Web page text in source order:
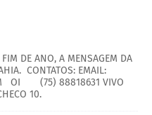
DE ANO, A MENSAGEM DA
CONTATOS: EMAIL:
OI (75) 88818631 VIVO
10.